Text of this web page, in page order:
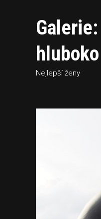
Nejlepší ženy